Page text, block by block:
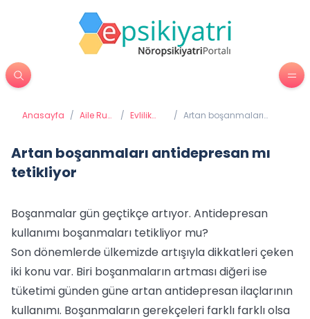
Anasayfa / Aile Ruh
/ Evlilik
/ Artan boşanmaları
Artan boşanmaları antidepresan mı
tetikliyor
Boşanmalar gün geçtikçe artıyor. Antidepresan
kullanımı boşanmaları tetikliyor mu?
Son dönemlerde ülkemizde artışıyla dikkatleri çeken
iki konu var. Biri boşanmaların artması diğeri ise
tüketimi günden güne artan antidepresan ilaçlarının
kullanımı. Boşanmaların gerekçeleri farklı farklı olsa